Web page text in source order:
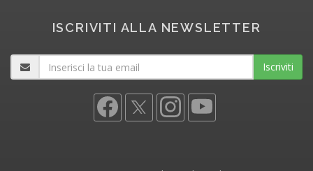
ISCRIVITI ALLA NEWSLETTER
Iscriviti